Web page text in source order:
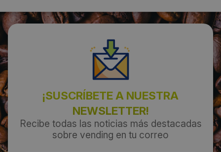
¡SUSCRÍBETE A NUESTRA
NEWSLETTER!
Recibe todas las noticias más destacadas
sobre vending en tu correo